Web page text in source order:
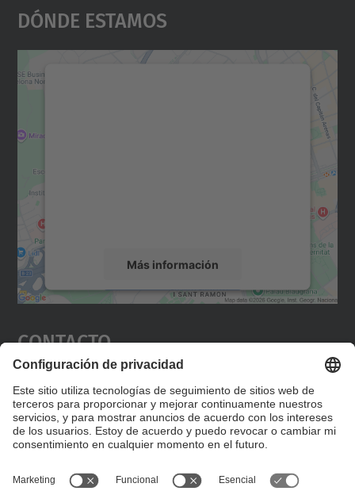
Dónde Estamos
Más información
Aceptar
powered by
Contacto
Editad en la página "Contacto personalizado", que
encontraréis en la raíz de español, vuestros datos
personalizados de contacto.
Formulario de contacto